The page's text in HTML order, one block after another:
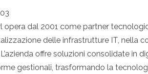
opera dal 2001 come partner
delle infrastrutture IT, nella
offre soluzioni consolidate in
gestionali, trasformando la